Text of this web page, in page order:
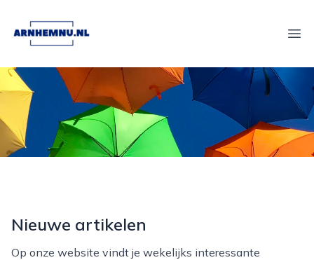
arnhemnu.nl
Nieuwe artikelen
Op onze website vindt je wekelijks interessante